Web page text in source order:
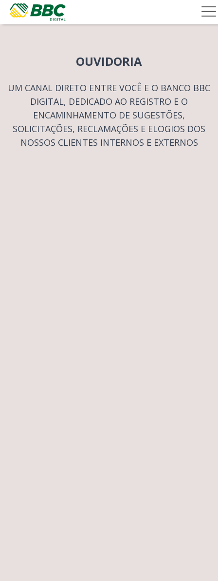
OUVIDORIA
UM CANAL DIRETO ENTRE VOCÊ E O BANCO BBC
DIGITAL, DEDICADO AO REGISTRO E O
ENCAMINHAMENTO DE SUGESTÕES,
SOLICITAÇÕES, RECLAMAÇÕES E ELOGIOS DOS
NOSSOS CLIENTES INTERNOS E EXTERNOS